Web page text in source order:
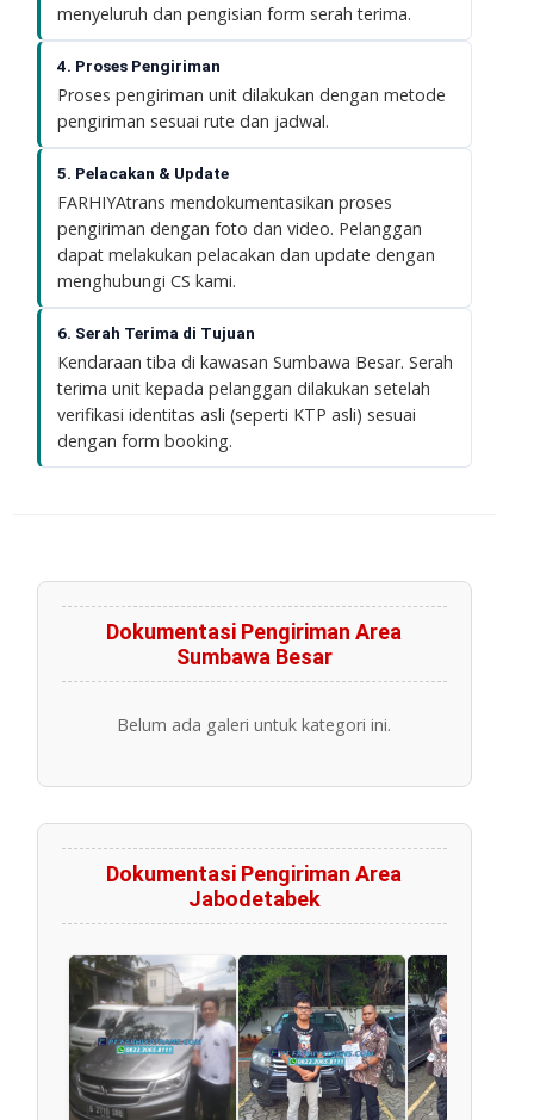
menyeluruh dan pengisian form serah terima.
4. Proses Pengiriman
Proses pengiriman unit dilakukan dengan metode
pengiriman sesuai rute dan jadwal.
5. Pelacakan & Update
FARHIYAtrans mendokumentasikan proses
pengiriman dengan foto dan video. Pelanggan
dapat melakukan pelacakan dan update dengan
menghubungi CS kami.
6. Serah Terima di Tujuan
Kendaraan tiba di kawasan Sumbawa Besar. Serah
terima unit kepada pelanggan dilakukan setelah
verifikasi identitas asli (seperti KTP asli) sesuai
dengan form booking.
Dokumentasi Pengiriman Area
Sumbawa Besar
Belum ada galeri untuk kategori ini.
Dokumentasi Pengiriman Area
Jabodetabek